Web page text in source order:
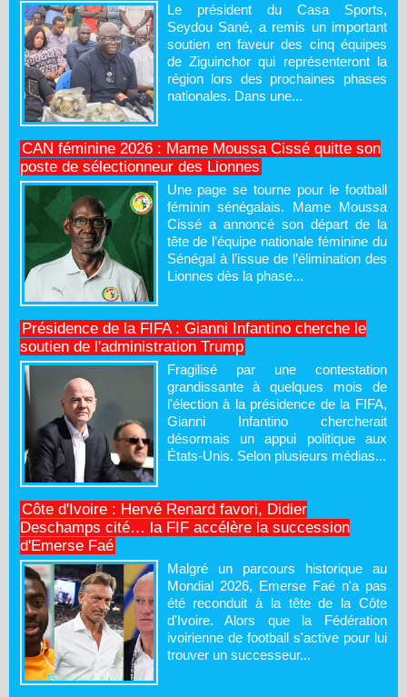
Le président du Casa Sports,
Seydou Sané, a remis un important
soutien en faveur des cinq équipes
de Ziguinchor qui représenteront la
région lors des prochaines phases
nationales. Dans une...
CAN féminine 2026 : Mame Moussa Cissé quitte son
poste de sélectionneur des Lionnes
Une page se tourne pour le football
féminin sénégalais. Mame Moussa
Cissé a annoncé son départ de la
tête de l’équipe nationale féminine du
Sénégal à l’issue de l’élimination des
Lionnes dès la phase...
Présidence de la FIFA : Gianni Infantino cherche le
soutien de l'administration Trump
Fragilisé par une contestation
grandissante à quelques mois de
l'élection à la présidence de la FIFA,
Gianni Infantino chercherait
désormais un appui politique aux
États-Unis. Selon plusieurs médias...
Côte d'Ivoire : Hervé Renard favori, Didier
Deschamps cité… la FIF accélère la succession
d'Emerse Faé
Malgré un parcours historique au
Mondial 2026, Emerse Faé n'a pas
été reconduit à la tête de la Côte
d'Ivoire. Alors que la Fédération
ivoirienne de football s'active pour lui
trouver un successeur...